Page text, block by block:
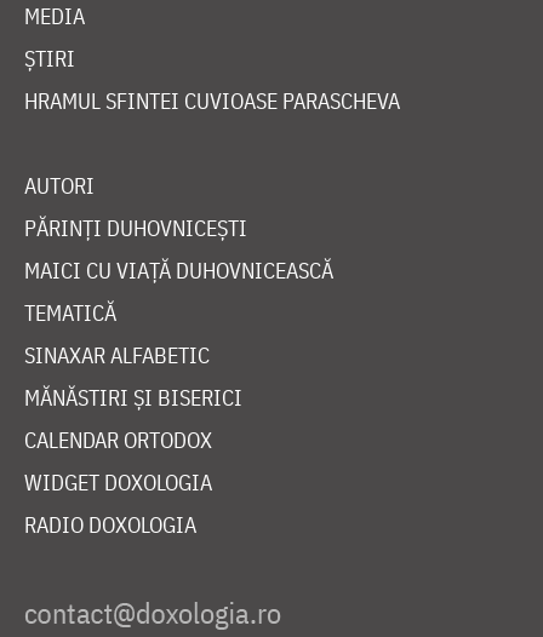
MEDIA
ȘTIRI
HRAMUL SFINTEI CUVIOASE PARASCHEVA
AUTORI
PĂRINȚI DUHOVNICEȘTI
MAICI CU VIAȚĂ DUHOVNICEASCĂ
TEMATICĂ
SINAXAR ALFABETIC
MĂNĂSTIRI ȘI BISERICI
CALENDAR ORTODOX
WIDGET DOXOLOGIA
RADIO DOXOLOGIA